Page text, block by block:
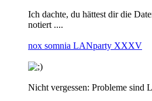
Ich dachte, du hättest dir die
notiert ....
nox somnia LANparty XXXV
Nicht vergessen: Probleme sind